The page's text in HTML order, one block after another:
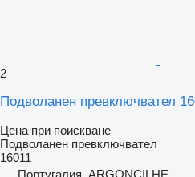
2
Подволанен превключвател
Цена при поискване
Подволанен превключвател
16011